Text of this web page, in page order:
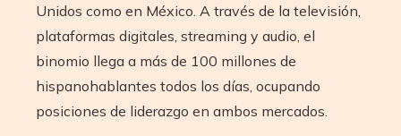
Unidos como en México. A través de la televisión,
plataformas digitales, streaming y audio, el
binomio llega a más de 100 millones de
hispanohablantes todos los días, ocupando
posiciones de liderazgo en ambos mercados.